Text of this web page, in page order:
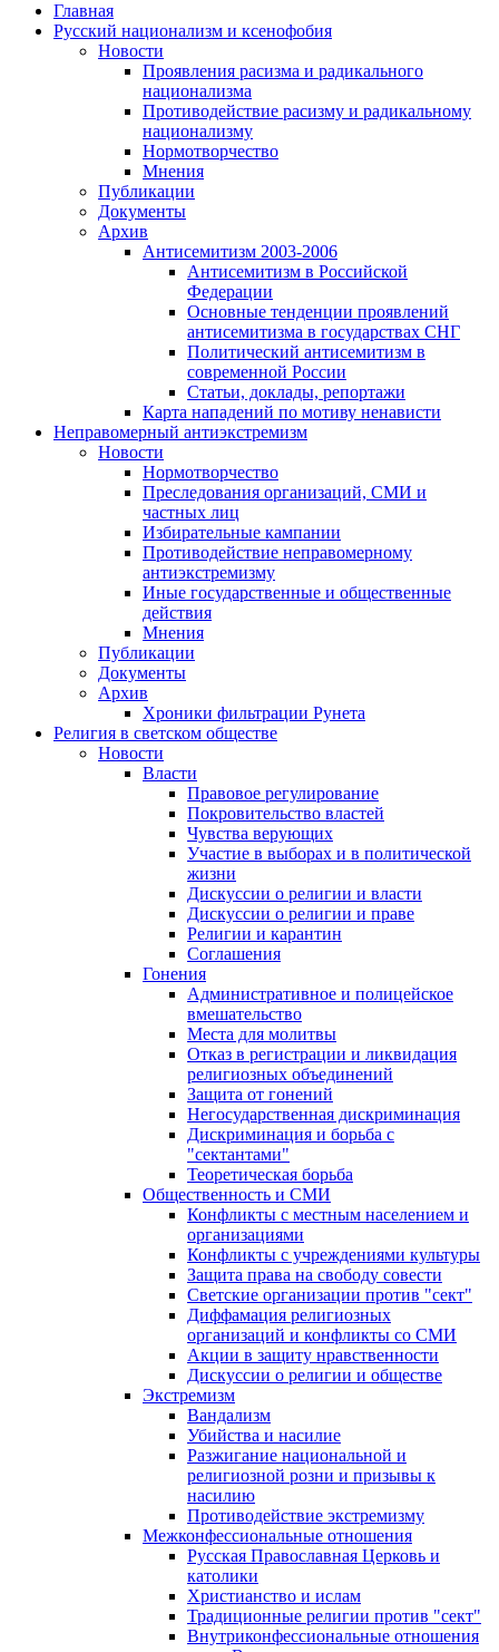
Главная
Русский национализм и ксенофобия
Новости
Проявления расизма и радикального
национализма
Противодействие расизму и радикальному
национализму
Нормотворчество
Мнения
Публикации
Документы
Архив
Антисемитизм 2003-2006
Антисемитизм в Российской
Федерации
Основные тенденции проявлений
антисемитизма в государствах СНГ
Политический антисемитизм в
современной России
Статьи, доклады, репортажи
Карта нападений по мотиву ненависти
Неправомерный антиэкстремизм
Новости
Нормотворчество
Преследования организаций, СМИ и
частных лиц
Избирательные кампании
Противодействие неправомерному
антиэкстремизму
Иные государственные и общественные
действия
Мнения
Публикации
Документы
Архив
Хроники фильтрации Рунета
Религия в светском обществе
Новости
Власти
Правовое регулирование
Покровительство властей
Чувства верующих
Участие в выборах и в политической
жизни
Дискуссии о религии и власти
Дискуссии о религии и праве
Религии и карантин
Соглашения
Гонения
Административное и полицейское
вмешательство
Места для молитвы
Отказ в регистрации и ликвидация
религиозных объединений
Защита от гонений
Негосударственная дискриминация
Дискриминация и борьба с
"сектантами"
Теоретическая борьба
Общественность и СМИ
Конфликты с местным населением и
организациями
Конфликты с учреждениями культуры
Защита права на свободу совести
Светские организации против "сект"
Диффамация религиозных
организаций и конфликты со СМИ
Акции в защиту нравственности
Дискуссии о религии и обществе
Экстремизм
Вандализм
Убийства и насилие
Разжигание национальной и
религиозной розни и призывы к
насилию
Противодействие экстремизму
Межконфессиональные отношения
Русская Православная Церковь и
католики
Христианство и ислам
Традиционные религии против "сект"
Внутриконфессиональные отношения